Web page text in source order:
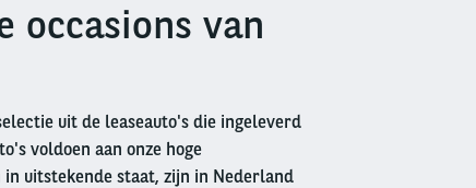
occasions van
uit de leaseauto's die ingeleverd
voldoen aan onze hoge
uitstekende staat, zijn in Nederland